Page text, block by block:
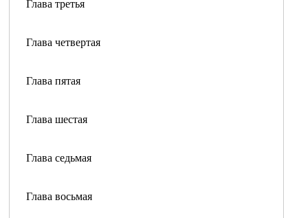
Глава третья
Глава четвертая
Глава пятая
Глава шестая
Глава седьмая
Глава восьмая